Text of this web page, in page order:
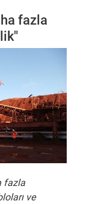
fazla
fazla
ve